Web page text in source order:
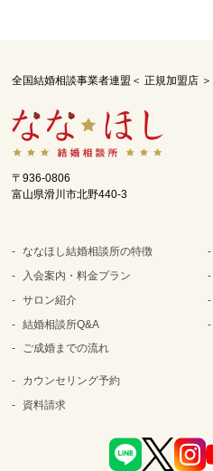
全国結婚相談事業者連盟＜ 正規加盟店 ＞
〒936-0806
富山県滑川市北野440-3
ななほし結婚相談所の特徴
入会案内・料金プラン
サロン紹介
結婚相談所Q&A
ご成婚までの流れ
カウンセリング予約
資料請求